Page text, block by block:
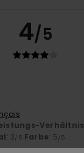
4/5
Verhältnis
: 3/5 Farbe: 5/5